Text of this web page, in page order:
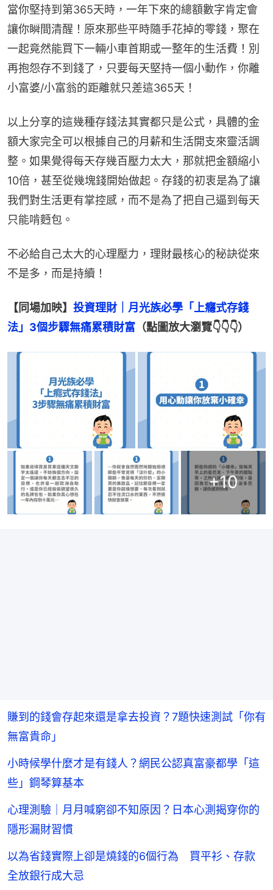
當你堅持到第365天時，一年下來的總額數字肯定會
讓你瞬間清醒！原來那些平時隨手花掉的零錢，聚在
一起竟然能買下一輛小車首期或一整年的生活費！別
再抱怨存不到錢了，只要每天堅持一個小動作，你離
小富婆/小富翁的距離就只差這365天！
以上分享的這幾種存錢法其實都只是公式，具體的金
額大家完全可以根據自己的月薪和生活開支來靈活調
整。如果覺得每天存幾百壓力太大，那就把金額縮小
10倍，甚至從幾塊錢開始做起。存錢的初衷是為了讓
我們對生活更有掌控感，而不是為了把自己逼到每天
只能啃麪包。
不必給自己太大的心理壓力，理財最核心的秘訣從來
不是多，而是持續！
【同場加映】 投資理財｜月光族必學「上癮式存錢
法」3個步驟無痛累積財富 （點圖放大瀏覽👇👇👇）
+10
賺到的錢會存起來還是拿去投資？7題快速測試「你有
無富貴命」
小時候學什麼才是有錢人？網民公認真富豪都學「這
些」鋼琴算基本
心理測驗｜月月喊窮卻不知原因？日本心測揭穿你的
隱形漏財習慣
以為省錢實際上卻是燒錢的6個行為 買平衫、存款
全放銀行成大忌